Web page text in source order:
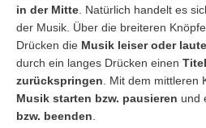
in der Mitte. Natürlich handelt es
der Musik. Über die breiteren
Drücken die Musik leiser oder
durch ein langes Drücken einen
zurückspringen. Mit dem mittleren
Musik starten bzw. pausieren und
bzw. beenden.